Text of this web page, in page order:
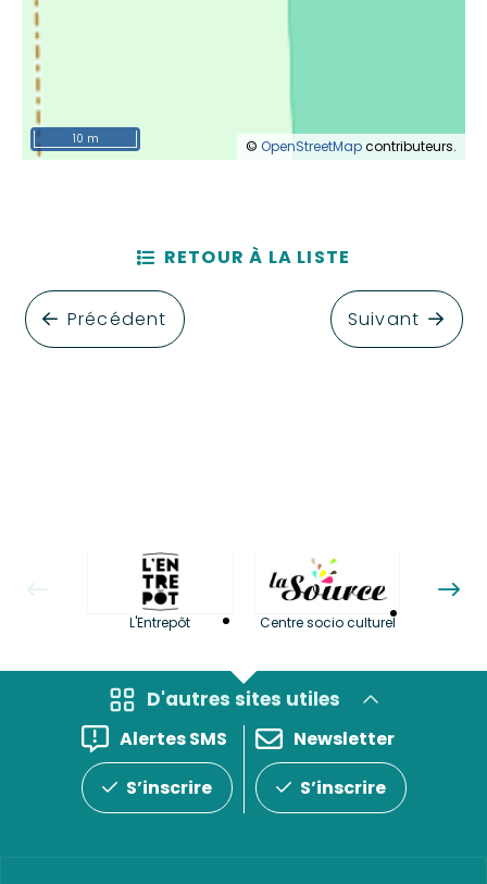
© OpenStreetMapcontributeurs.
10 m
Précédent
RETOUR À LA LISTE
Suivant
L'Entrepôt Centre socio culturel
D'autres sites utiles
Alertes SMS
S’inscrire
Newsletter
S’inscrire